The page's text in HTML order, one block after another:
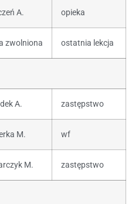
A. opieka
zwolniona ostatnia lekcja
A. zastępstwo
M. wf
M. zastępstwo